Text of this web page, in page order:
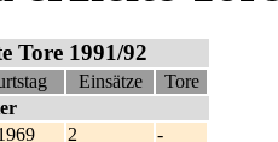
Tore 1991/92
Einsätze
Tore
2
-